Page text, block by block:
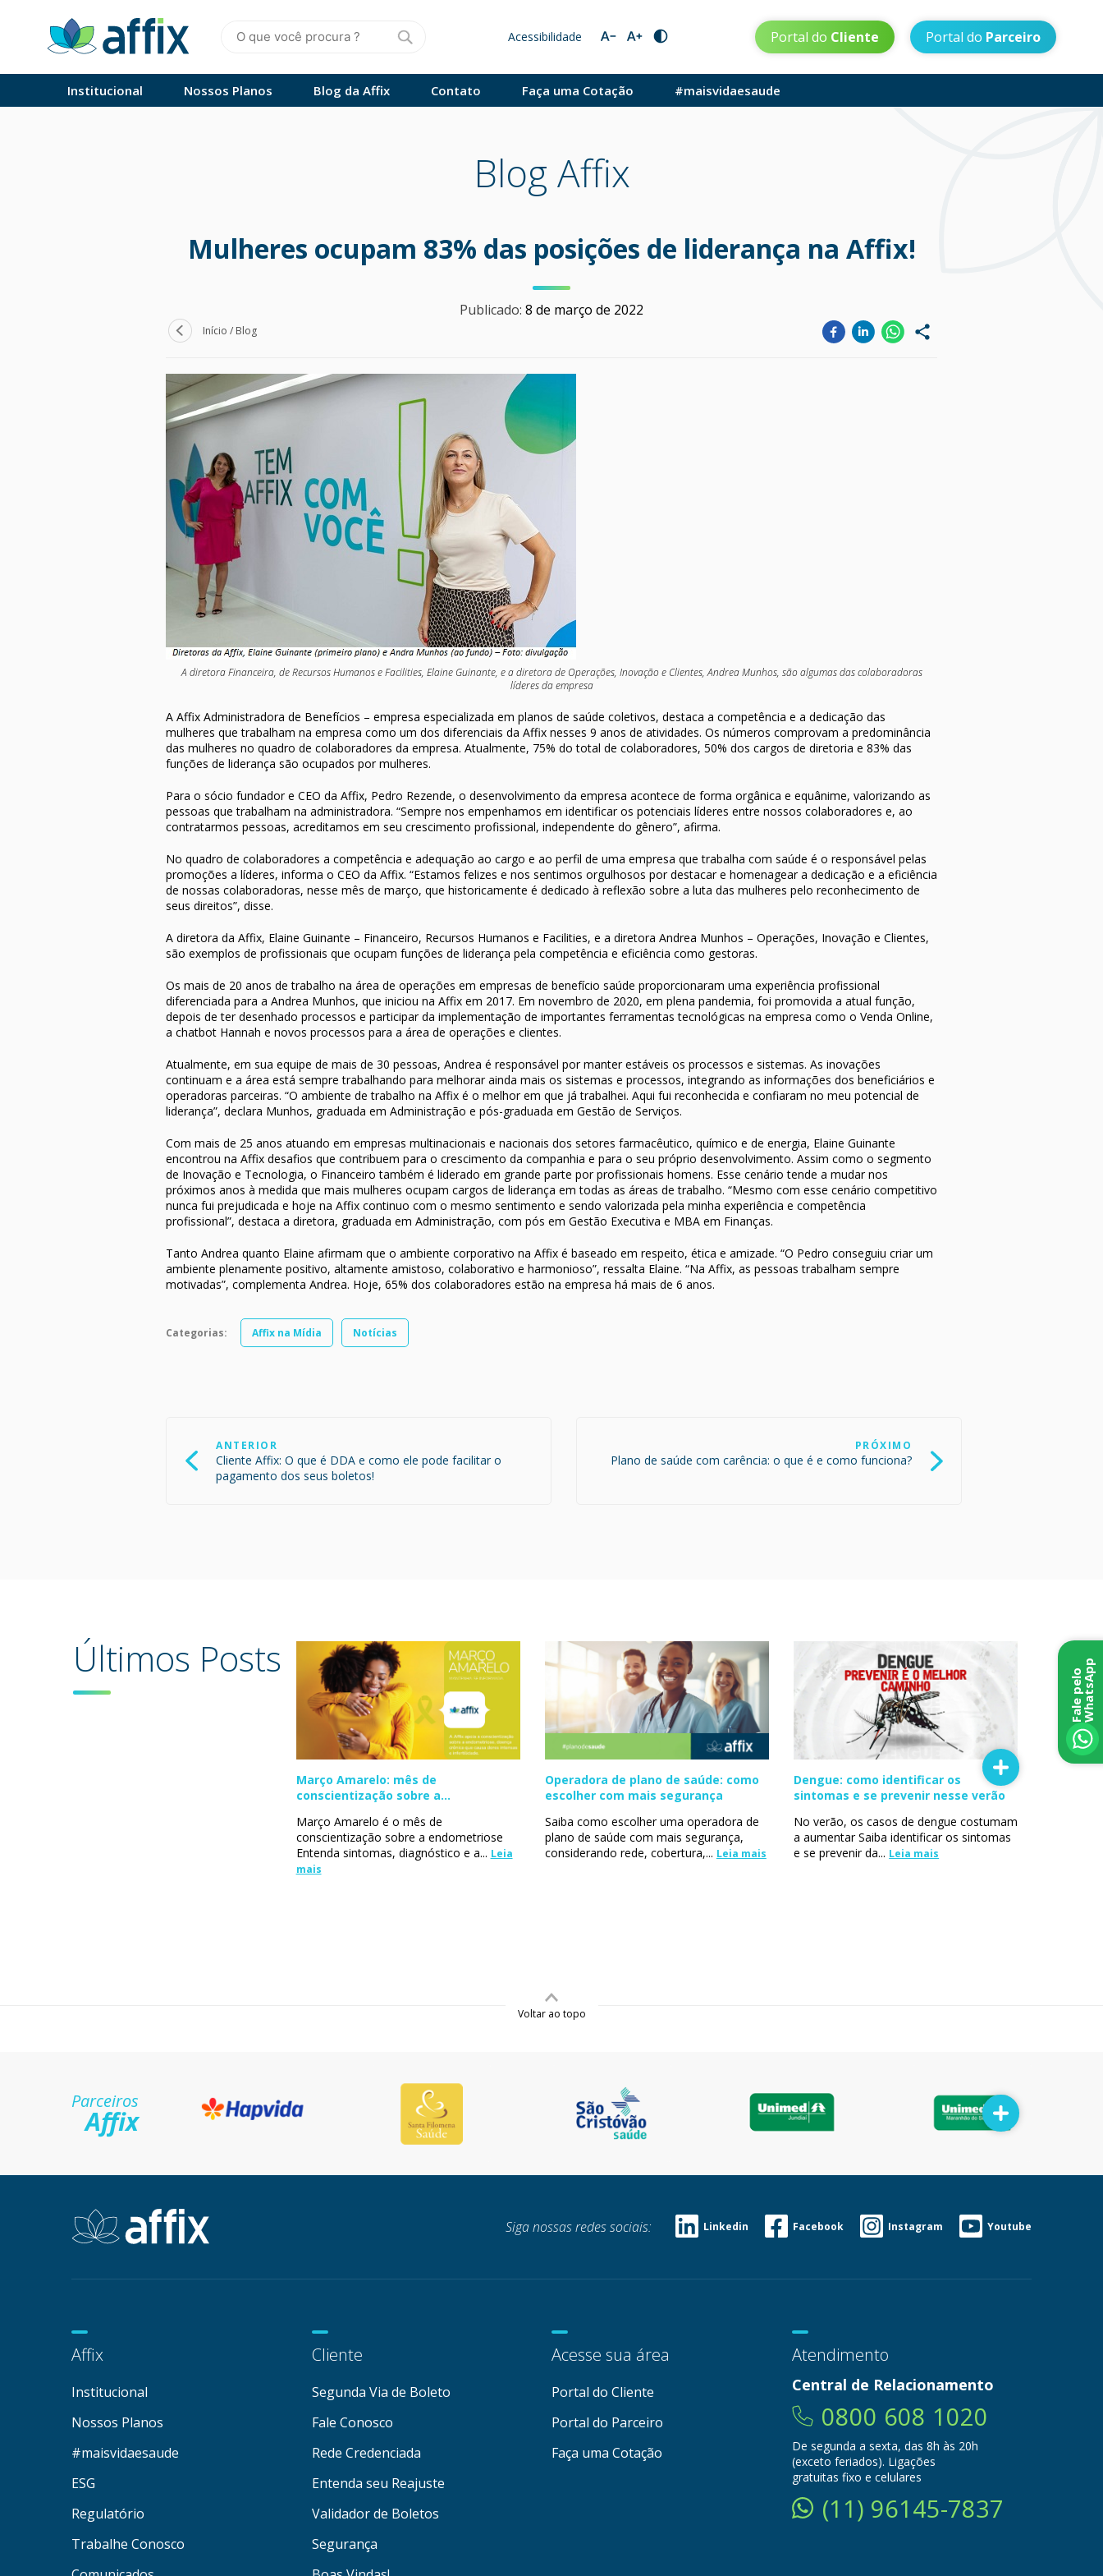
Acessibilidade Portal do Cliente Portal do Parceiro
Institucional Nossos Planos Blog da Affix Contato Faça uma Cotação #maisvidaesaude
Blog Affix
Mulheres ocupam 83% das posições de liderança na Affix!
Publicado: 8 de março de 2022
Início / Blog
A diretora Financeira, de Recursos Humanos e Facilities, Elaine Guinante, e a diretora de Operações, Inovação e Clientes, Andrea Munhos, são algumas das colaboradoras
líderes da empresa
A Affix Administradora de Benefícios – empresa especializada em planos de saúde coletivos, destaca a competência e a dedicação das
mulheres que trabalham na empresa como um dos diferenciais da Affix nesses 9 anos de atividades. Os números comprovam a predominância
das mulheres no quadro de colaboradores da empresa. Atualmente, 75% do total de colaboradores, 50% dos cargos de diretoria e 83% das
funções de liderança são ocupados por mulheres.
Para o sócio fundador e CEO da Affix, Pedro Rezende, o desenvolvimento da empresa acontece de forma orgânica e equânime, valorizando as
pessoas que trabalham na administradora. “Sempre nos empenhamos em identificar os potenciais líderes entre nossos colaboradores e, ao
contratarmos pessoas, acreditamos em seu crescimento profissional, independente do gênero”, afirma.
No quadro de colaboradores a competência e adequação ao cargo e ao perfil de uma empresa que trabalha com saúde é o responsável pelas
promoções a líderes, informa o CEO da Affix. “Estamos felizes e nos sentimos orgulhosos por destacar e homenagear a dedicação e a eficiência
de nossas colaboradoras, nesse mês de março, que historicamente é dedicado à reflexão sobre a luta das mulheres pelo reconhecimento de
seus direitos”, disse.
A diretora da Affix, Elaine Guinante – Financeiro, Recursos Humanos e Facilities, e a diretora Andrea Munhos – Operações, Inovação e Clientes,
são exemplos de profissionais que ocupam funções de liderança pela competência e eficiência como gestoras.
Os mais de 20 anos de trabalho na área de operações em empresas de benefício saúde proporcionaram uma experiência profissional
diferenciada para a Andrea Munhos, que iniciou na Affix em 2017. Em novembro de 2020, em plena pandemia, foi promovida a atual função,
depois de ter desenhado processos e participar da implementação de importantes ferramentas tecnológicas na empresa como o Venda Online,
a chatbot Hannah e novos processos para a área de operações e clientes.
Atualmente, em sua equipe de mais de 30 pessoas, Andrea é responsável por manter estáveis os processos e sistemas. As inovações
continuam e a área está sempre trabalhando para melhorar ainda mais os sistemas e processos, integrando as informações dos beneficiários e
operadoras parceiras. “O ambiente de trabalho na Affix é o melhor em que já trabalhei. Aqui fui reconhecida e confiaram no meu potencial de
liderança”, declara Munhos, graduada em Administração e pós-graduada em Gestão de Serviços.
Com mais de 25 anos atuando em empresas multinacionais e nacionais dos setores farmacêutico, químico e de energia, Elaine Guinante
encontrou na Affix desafios que contribuem para o crescimento da companhia e para o seu próprio desenvolvimento. Assim como o segmento
de Inovação e Tecnologia, o Financeiro também é liderado em grande parte por profissionais homens. Esse cenário tende a mudar nos
próximos anos à medida que mais mulheres ocupam cargos de liderança em todas as áreas de trabalho. “Mesmo com esse cenário competitivo
nunca fui prejudicada e hoje na Affix continuo com o mesmo sentimento e sendo valorizada pela minha experiência e competência
profissional”, destaca a diretora, graduada em Administração, com pós em Gestão Executiva e MBA em Finanças.
Tanto Andrea quanto Elaine afirmam que o ambiente corporativo na Affix é baseado em respeito, ética e amizade. “O Pedro conseguiu criar um
ambiente plenamente positivo, altamente amistoso, colaborativo e harmonioso”, ressalta Elaine. “Na Affix, as pessoas trabalham sempre
motivadas”, complementa Andrea. Hoje, 65% dos colaboradores estão na empresa há mais de 6 anos.
Categorias: Affix na Mídia Notícias
Post ANTERIOR
Cliente Affix: O que é DDA e como ele pode facilitar o
pagamento dos seus boletos!
PRÓXIMO
Plano de saúde com carência: o que é e como funciona?
Últimos Posts
Março Amarelo: mês de
conscientização sobre a
Março Amarelo é o mês de
conscientização sobre a endometriose
Entenda sintomas, diagnóstico e a... Leia
mais
Operadora de plano de saúde: como
escolher com mais segurança
Saiba como escolher uma operadora de
plano de saúde com mais segurança,
considerando rede, cobertura,... Leia mais
Dengue: como identificar os
sintomas e se prevenir nesse verão
No verão, os casos de dengue costumam
a aumentar Saiba identificar os sintomas
e se prevenir da... Leia mais
Voltar ao topo
Parceiros
Affix
Siga nossas redes sociais: Linkedin Facebook Instagram Youtube
Affix
Institucional
Nossos Planos
#maisvidaesaude
ESG
Regulatório
Trabalhe Conosco
Cliente
Segunda Via de Boleto
Fale Conosco
Rede Credenciada
Entenda seu Reajuste
Validador de Boletos
Segurança
Acesse sua área
Portal do Cliente
Portal do Parceiro
Faça uma Cotação
Atendimento
Central de Relacionamento
0800 608 1020
De segunda a sexta, das 8h às 20h
(exceto feriados). Ligações
gratuitas fixo e celulares
(11) 96145-7837
F
a
l
e
p
e
l
o
W
h
a
t
s
A
pp